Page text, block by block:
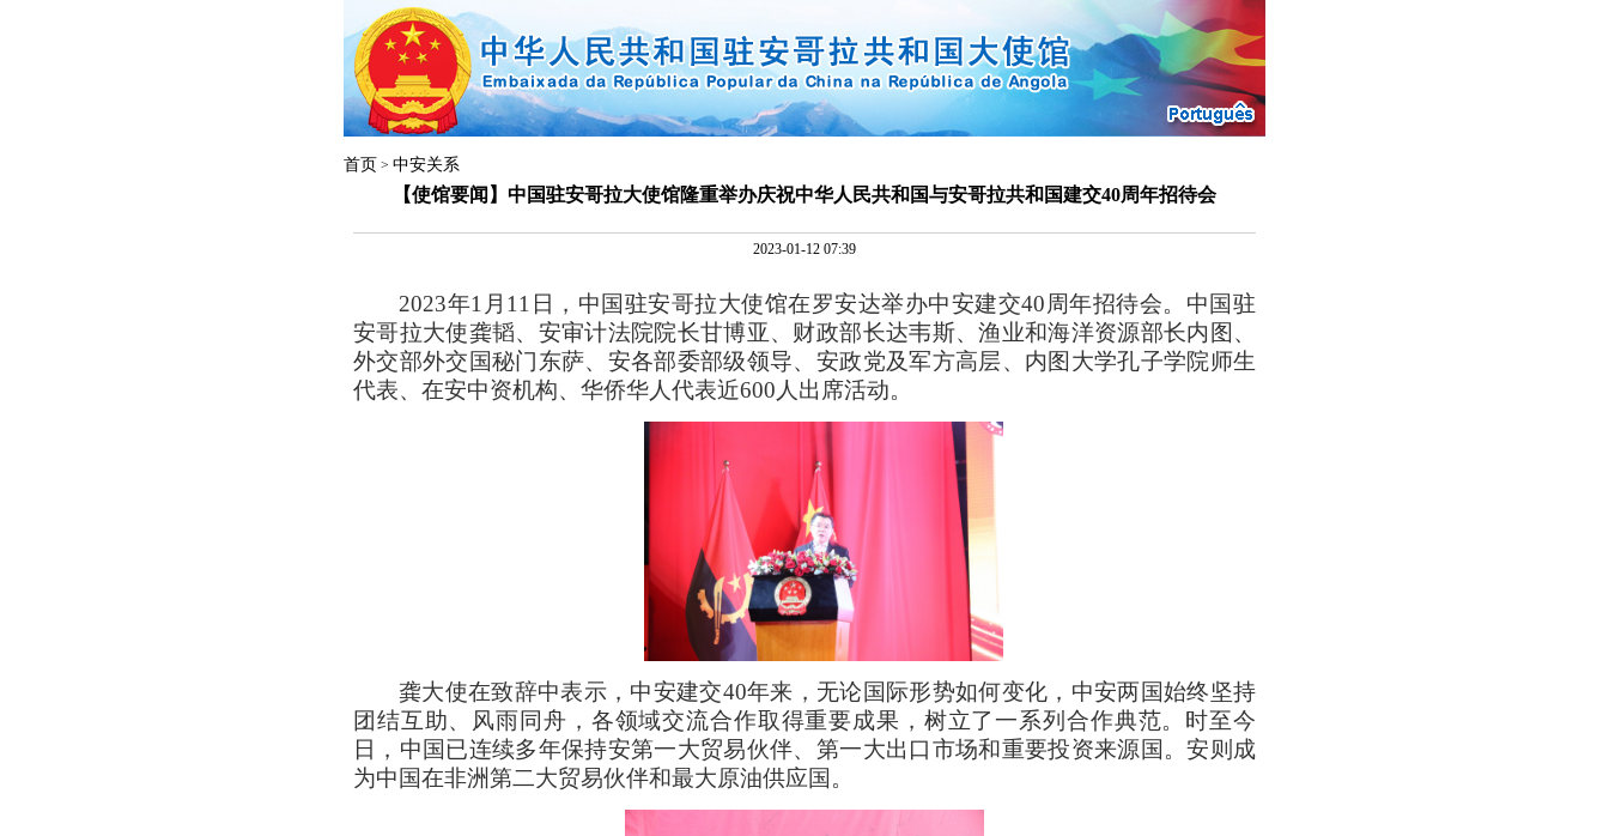
首页 > 中安关系
【使馆要闻】中国驻安哥拉大使馆隆重举办庆祝中华人民共和国与安哥拉共和国建交40周年招待会
2023-01-12 07:39
2023年1月11日，中国驻安哥拉大使馆在罗安达举办中安建交40周年招待会。中国驻
安哥拉大使龚韬、安审计法院院长甘博亚、财政部长达韦斯、渔业和海洋资源部长内图、
外交部外交国秘门东萨、安各部委部级领导、安政党及军方高层、内图大学孔子学院师生
代表、在安中资机构、华侨华人代表近600人出席活动。
龚大使在致辞中表示，中安建交40年来，无论国际形势如何变化，中安两国始终坚持
团结互助、风雨同舟，各领域交流合作取得重要成果，树立了一系列合作典范。时至今
日，中国已连续多年保持安第一大贸易伙伴、第一大出口市场和重要投资来源国。安则成
为中国在非洲第二大贸易伙伴和最大原油供应国。